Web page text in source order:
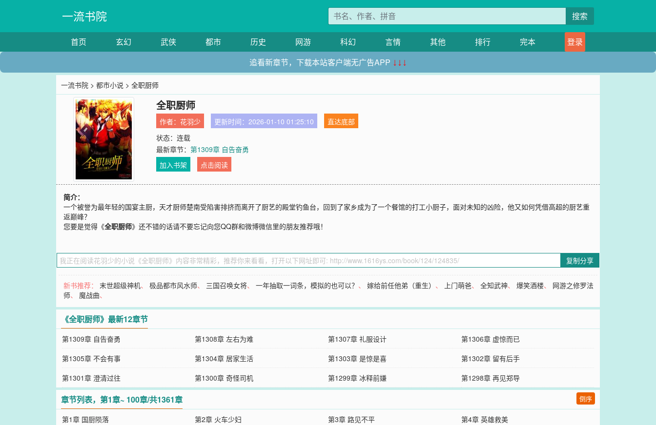
一流书院 搜索
首页 玄幻 武侠 都市 历史 网游 科幻 言情 其他 排行 完本
登录
追看新章节，下载本站客户端无广告APP ↓↓↓
一流书院 >都市小说 > 全职厨师
全职厨师
作者：花羽少 更新时间：2026-01-10 01:25:10
直达底部
状态：连载
最新章节：第1309章 自告奋勇
加入书架
点击阅读
简介：
一个被誉为最年轻的国宴主厨，天才厨师楚南受陷害排挤而离开了厨艺的殿堂钓鱼台，回到了家乡成为了一个餐馆的打工小厨子，面对未知的凶险，他又如何凭借高超的厨艺重
返巅峰？
您要是觉得《全职厨师》还不错的话请不要忘记向您QQ群和微博微信里的朋友推荐哦！
复制分享
新书推荐：末世超级神机、极品都市风水师、 三国召唤女将、一年抽取一词条，模拟的也可以？ 、嫁给前任他弟（重生） 、 上门萌爸、全知武神、爆笑酒楼、 网游之修罗法
师、 魔战曲、
《全职厨师》最新12章节
第1309章 自告奋勇 第1308章 左右为难 第1307章 礼服设计
第1306章 虚惊而已
第1305章 不会有事
第1304章 居家生活 第1303章 是惊是喜
第1302章 留有后手
第1301章 澄清过往
第1300章 奇怪司机 第1299章 冰释前嫌 第1298章 再见郑导
章节列表，第1章~ 100章/共1361章 倒序
第1章 国厨陨落 第2章 火车少妇 第3章 路见不平
第4章 英雄救美